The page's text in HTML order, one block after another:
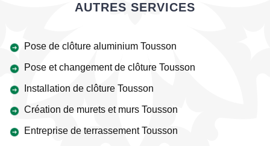
AUTRES SERVICES
Pose de clôture aluminium Tousson
Pose et changement de clôture Tousson
Installation de clôture Tousson
Création de murets et murs Tousson
Entreprise de terrassement Tousson